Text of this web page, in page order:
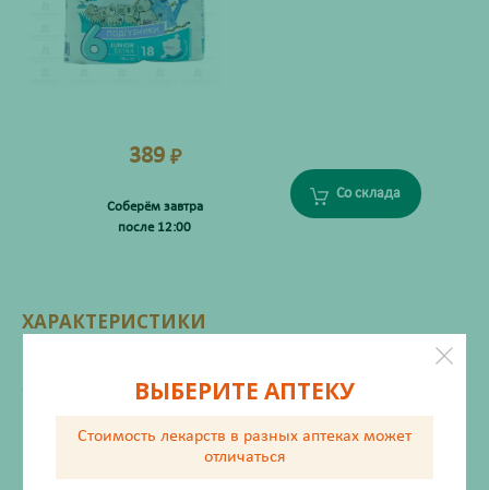
389 ₽
Соберём завтра
после 12:00
Со склада
ХАРАКТЕРИСТИКИ
Жизненно важный
Нет
Инструкция по применению
ВЫБЕРИТЕ АПТЕКУ
Стоимость лекарств в разных аптеках может
отличаться